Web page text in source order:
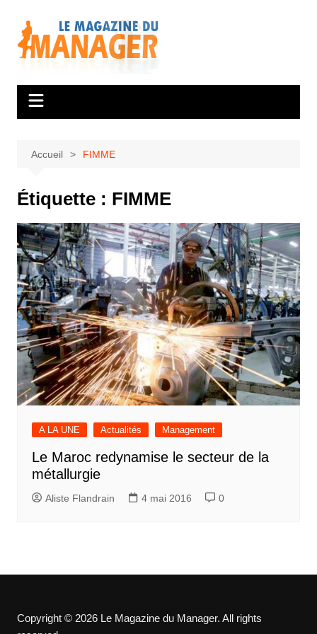
contenu
Accueil FIMME
Étiquette : FIMME
A LA UNE Actualités Management
Le Maroc redynamise le secteur de la
métallurgie
Aliste Flandrain 4 mai 2016 0
Copyright © 2026 Le Magazine du Manager. All rights